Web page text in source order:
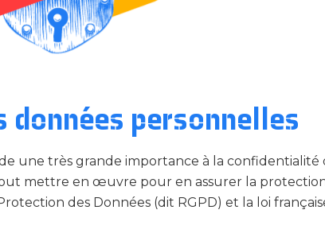
données personnelles
une très grande importance à la confidentialité
mettre en œuvre pour en assurer la
des Données (dit RGPD) et la loi